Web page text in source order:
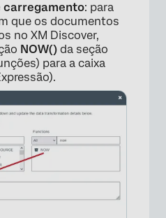
carregamento: para
que os documentos
no XM Discover,
NOW() da seção
para a caixa